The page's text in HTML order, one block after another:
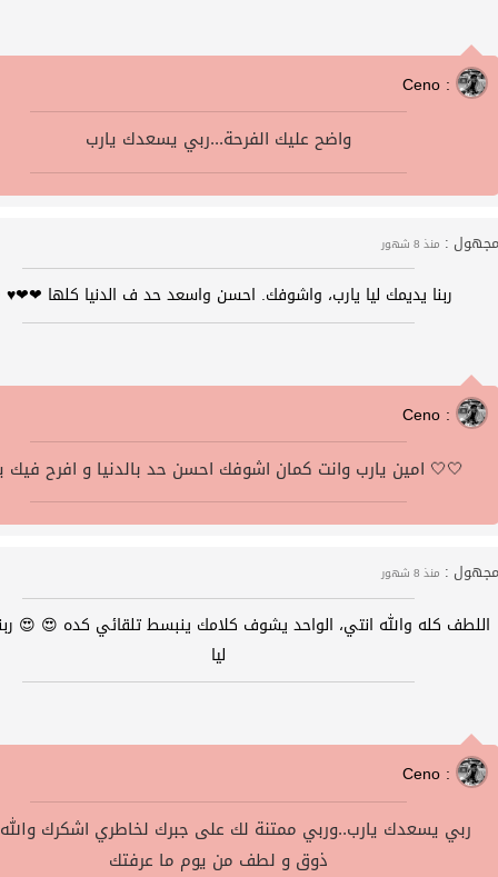
Ceno :
واضح عليك الفرحة...ربي يسعدك يارب
مجهول : منذ 8 شهور
ربنا يديمك ليا يارب، واشوفك. احسن واسعد حد ف الدنيا كلها
Ceno :
امين يارب وانت كمان اشوفك احسن حد بالدنيا و افرح فيك يارب 🤍🤍
مجهول : منذ 8 شهور
اللطف كله والله انتي، الواحد يشوف كلامك ينبسط تلقائي كده 😍 😍
ليا
Ceno :
ربي يسعدك يارب..وربي ممتنة لك على جبرك لخاطري اشكرك
ذوق و لطف من يوم ما عرفتك